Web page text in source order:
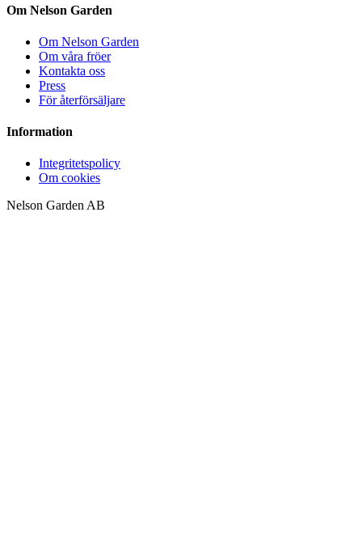
Om Nelson Garden
Om Nelson Garden
Om våra fröer
Kontakta oss
Press
För återförsäljare
Information
Integritetspolicy
Om cookies
Nelson Garden AB